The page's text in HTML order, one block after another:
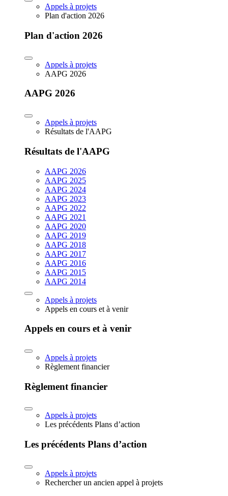
Appels à projets
Plan d'action 2026
Plan d'action 2026
Appels à projets
AAPG 2026
AAPG 2026
Appels à projets
Résultats de l'AAPG
Résultats de l'AAPG
AAPG 2026
AAPG 2025
AAPG 2024
AAPG 2023
AAPG 2022
AAPG 2021
AAPG 2020
AAPG 2019
AAPG 2018
AAPG 2017
AAPG 2016
AAPG 2015
AAPG 2014
Appels à projets
Appels en cours et à venir
Appels en cours et à venir
Appels à projets
Règlement financier
Règlement financier
Appels à projets
Les précédents Plans d’action
Les précédents Plans d’action
Appels à projets
Rechercher un ancien appel à projets